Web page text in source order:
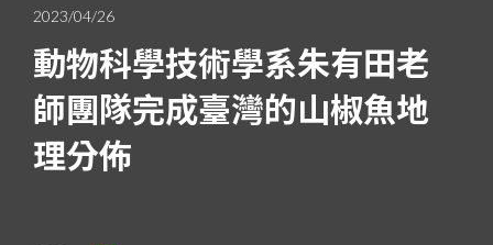
2023/04/26
動物科學技術學系朱有田老
師團隊完成臺灣的山椒魚地
理分佈